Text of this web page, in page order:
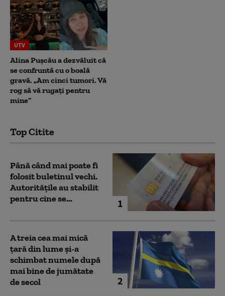
UTV
Alina Pușcău a dezvăluit că
se confruntă cu o boală
gravă. „Am cinci tumori. Vă
rog să vă rugați pentru
mine”
Top Citite
1
Până când mai poate fi
folosit buletinul vechi.
Autoritățile au stabilit
pentru cine se...
2
A treia cea mai mică
țară din lume și-a
schimbat numele după
mai bine de jumătate
de secol